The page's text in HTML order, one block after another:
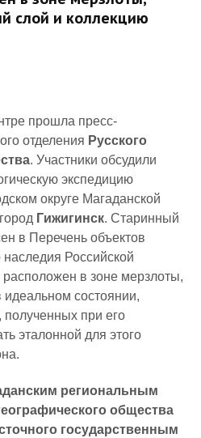
слой и коллекцию
прошла пресс-
отделения Русского
. Участники обсудили
экспедицию
округе Магаданской
Гижигинск. Старинный
в Перечень объектов
наследия Российской
в зоне мерзлоты,
состоянии,
полученных при его
эталонной для этого
региональным
общества